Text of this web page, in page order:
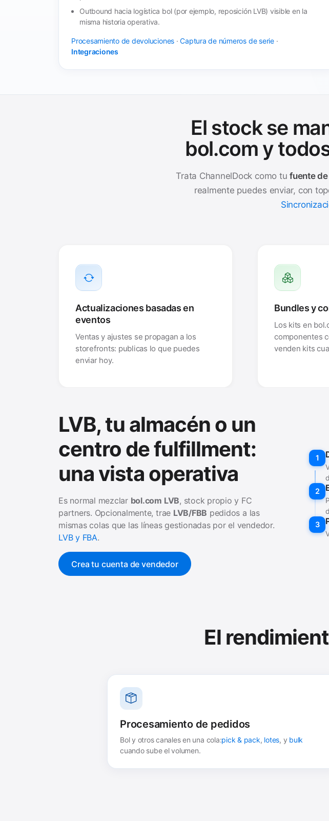
Outbound hacia logística bol (por ejemplo, reposición LVB) visible en la
misma historia operativa.
Procesamiento de devoluciones ·Captura de números de serie·
Integraciones
El stock se
bol.com y
Trata ChannelDock como tufuente
realmente puedes enviar, con
Actualizaciones basadas en
eventos
Ventas y ajustes se propagan a los
storefronts: publicas lo que puedes
enviar hoy.
Bundles y
Los kits en
componentes
venden kits
LVB, tu almacén o un
centro de fulfillment:
una vista operativa
Es normal mezclar bol.com LVB, stock propio y FC
partners. Opcionalmente, trae LVB/FBB pedidos a las
mismas colas que las líneas gestionadas por el vendedor.
LVB y FBA.
Crea tu cuenta de vendedor
1
2
3
El
Procesamiento de pedidos
Bol y otros canales en una cola:pick & pack, lotes, y bulk
cuando sube el volumen.